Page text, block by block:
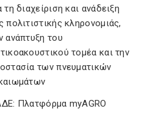
τη διαχείριση και ανάδειξη
πολιτιστικής κληρονομιάς,
ανάπτυξη του
τομέα και την
των πνευματικών
Πλατφόρμα myAGRO